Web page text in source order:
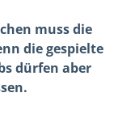
muss die
die gespielte
dürfen aber